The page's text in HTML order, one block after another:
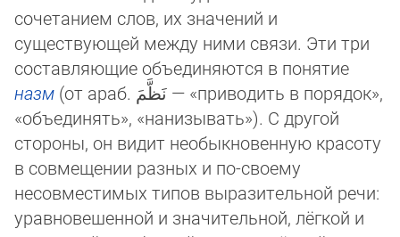
сочетанием слов, их значений и
существующей между ними свя­зи. Эти три
составляющие объединяются в понятие
назм (от араб. نَظَّمَ — «приво­дить в порядок»,
«объединять», «нанизывать»). С другой
стороны, он видит необыкно­вен­ную красоту
в совмещении разных и по-своему
несовместимых типов вырази­тель­ной речи:
уравнове­шен­ной и значительной, лёгкой и